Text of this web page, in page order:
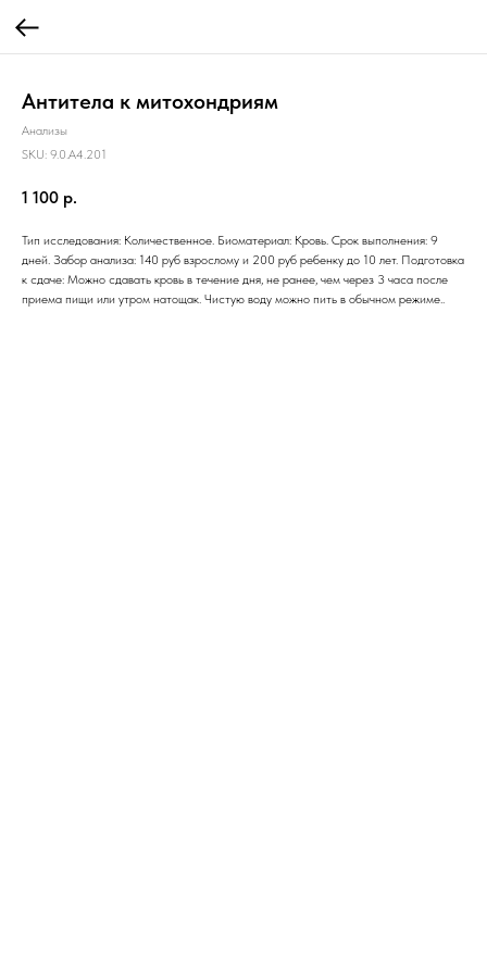
Антитела к митохондриям
Анализы
SKU: 9.0.A4.201
1 100 р.
Тип исследования: Количественное. Биоматериал: Кровь. Срок выполнения: 9
дней. Забор анализа: 140 руб взрослому и 200 руб ребенку до 10 лет. Подготовка
к сдаче: Можно сдавать кровь в течение дня, не ранее, чем через 3 часа после
приема пищи или утром натощак. Чистую воду можно пить в обычном режиме..